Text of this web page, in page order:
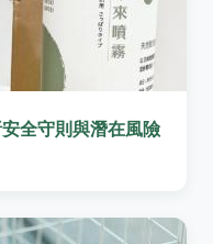
全守則與潛在風險